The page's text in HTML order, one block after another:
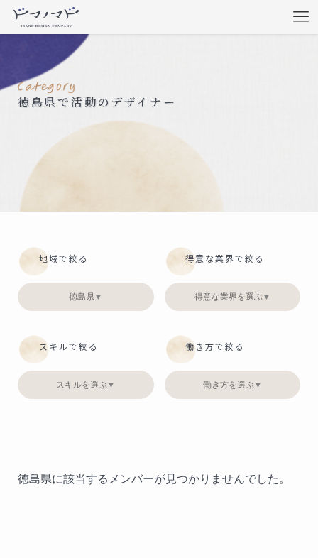
徳島県で活動のデザイナー
地域で絞る
徳島県 ▼
得意な業界で絞る
得意な業界を選ぶ ▼
スキルで絞る
スキルを選ぶ ▼
働き方で絞る
働き方を選ぶ ▼
徳島県に該当するメンバーが見つかりませんでした。